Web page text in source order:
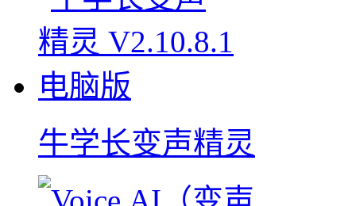
牛学长变声精灵